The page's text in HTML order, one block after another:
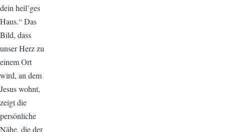
dein heil’ges
Haus.“ Das
Bild, dass
unser Herz zu
einem Ort
wird, an dem
Jesus wohnt,
zeigt die
persönliche
Nähe, die der